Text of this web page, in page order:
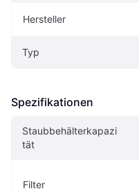
Hersteller
Typ
Spezifikationen
Staubbehälterkapazi
tät
Filter